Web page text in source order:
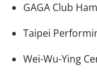
GAGA Club
Taipei
Wei-Wu-Ying